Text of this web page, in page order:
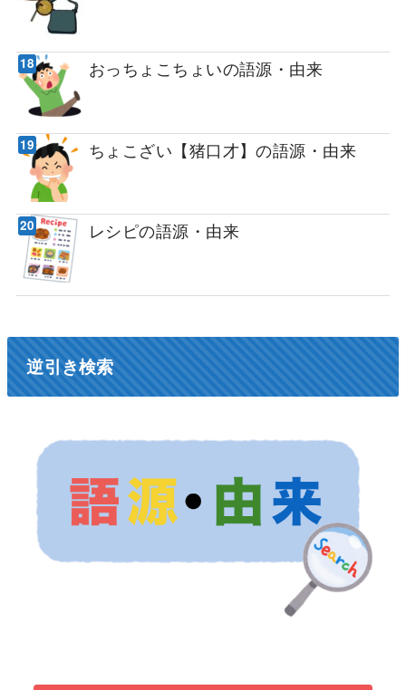
おっちょこちょいの語源・由来
ちょこざい【猪口才】の語源・由来
レシピの語源・由来
逆引き検索